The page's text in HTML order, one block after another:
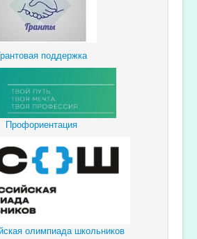
поддержка
Профориентация
олимпиада школьников